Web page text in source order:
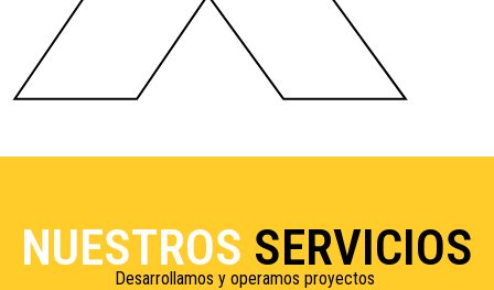
NUESTROS SERVICIOS
Desarrollamos y operamos proyectos